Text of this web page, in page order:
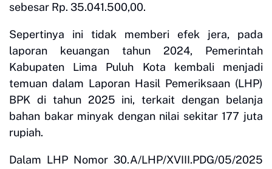
sebesar Rp. 35.041.500,00.
Sepertinya ini tidak memberi efek jera, pada
laporan keuangan tahun 2024, Pemerintah
Kabupaten Lima Puluh Kota kembali menjadi
temuan dalam Laporan Hasil Pemeriksaan (LHP)
BPK di tahun 2025 ini, terkait dengan belanja
bahan bakar minyak dengan nilai sekitar 177 juta
rupiah.
Dalam LHP Nomor 30.A/LHP/XVIII.PDG/05/2025